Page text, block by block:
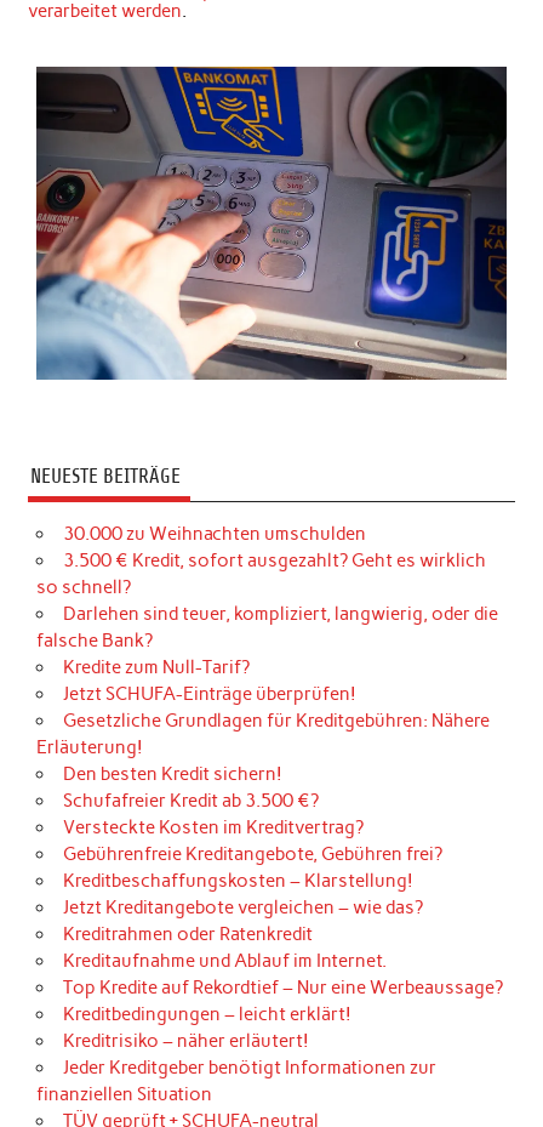
verarbeitet werden.
NEUESTE BEITRÄGE
30.000 zu Weihnachten umschulden
3.500 € Kredit, sofort ausgezahlt? Geht es wirklich
so schnell?
Darlehen sind teuer, kompliziert, langwierig, oder die
falsche Bank?
Kredite zum Null-Tarif?
Jetzt SCHUFA-Einträge überprüfen!
Gesetzliche Grundlagen für Kreditgebühren: Nähere
Erläuterung!
Den besten Kredit sichern!
Schufafreier Kredit ab 3.500 €?
Versteckte Kosten im Kreditvertrag?
Gebührenfreie Kreditangebote, Gebühren frei?
Kreditbeschaffungskosten – Klarstellung!
Jetzt Kreditangebote vergleichen – wie das?
Kreditrahmen oder Ratenkredit
Kreditaufnahme und Ablauf im Internet.
Top Kredite auf Rekordtief – Nur eine Werbeaussage?
Kreditbedingungen – leicht erklärt!
Kreditrisiko – näher erläutert!
Jeder Kreditgeber benötigt Informationen zur
finanziellen Situation
TÜV geprüft + SCHUFA-neutral